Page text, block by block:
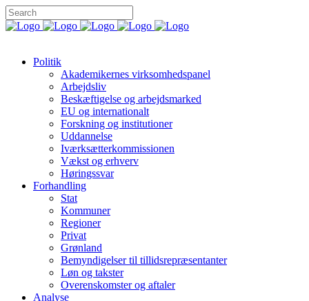
Politik
Akademikernes virksomhedspanel
Arbejdsliv
Beskæftigelse og arbejdsmarked
EU og internationalt
Forskning og institutioner
Uddannelse
Iværksætterkommissionen
Vækst og erhverv
Høringssvar
Forhandling
Stat
Kommuner
Regioner
Privat
Grønland
Bemyndigelser til tillidsrepræsentanter
Løn og takster
Overenskomster og aftaler
Analyse